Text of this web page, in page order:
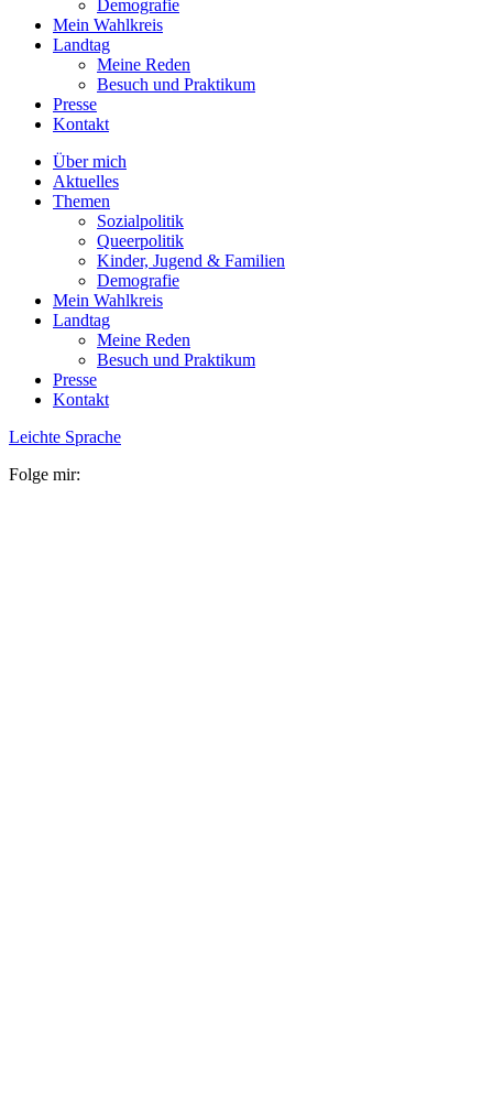
Demografie
Mein Wahlkreis
Landtag
Meine Reden
Besuch und Praktikum
Presse
Kontakt
Über mich
Aktuelles
Themen
Sozialpolitik
Queerpolitik
Kinder, Jugend & Familien
Demografie
Mein Wahlkreis
Landtag
Meine Reden
Besuch und Praktikum
Presse
Kontakt
Leichte Sprache
Folge mir: